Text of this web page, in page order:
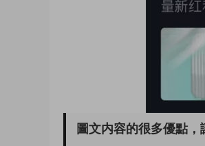
圖文内容的很多優點，